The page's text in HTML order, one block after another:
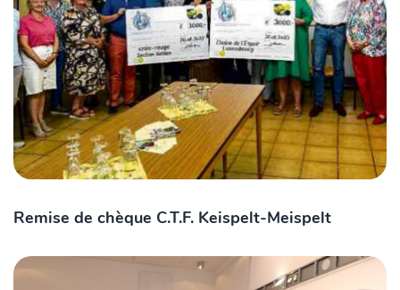
Remise de chèque C.T.F. Keispelt-Meispelt